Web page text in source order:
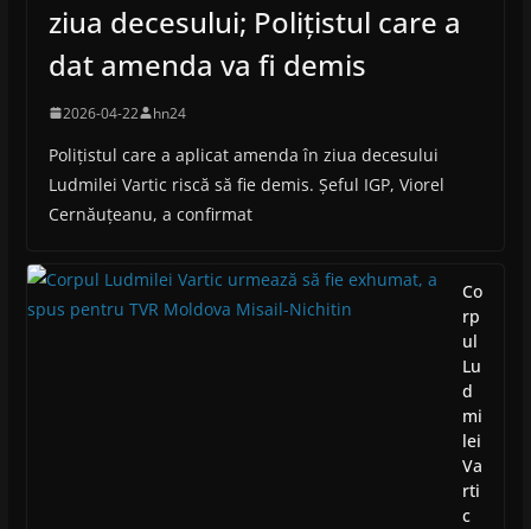
ziua decesului; Polițistul care a
dat amenda va fi demis
2026-04-22 hn24
Polițistul care a aplicat amenda în ziua decesului
Ludmilei Vartic riscă să fie demis. Șeful IGP, Viorel
Cernăuțeanu, a confirmat
Co
rp
ul
Lu
d
mi
lei
Va
rti
c